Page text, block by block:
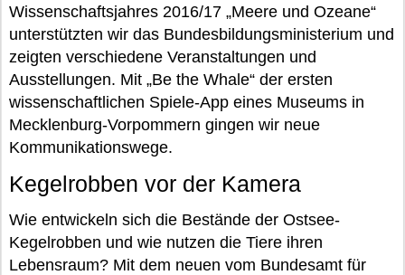
Wissenschaftsjahres 2016/17 „Meere und Ozeane“
unterstützten wir das Bundesbildungsministerium und
zeigten verschiedene Veranstaltungen und
Ausstellungen. Mit „Be the Whale“ der ersten
wissenschaftlichen Spiele-App eines Museums in
Mecklenburg-Vorpommern gingen wir neue
Kommunikationswege.
Kegelrobben vor der Kamera
Wie entwickeln sich die Bestände der Ostsee-
Kegelrobben und wie nutzen die Tiere ihren
Lebensraum? Mit dem neuen vom Bundesamt für